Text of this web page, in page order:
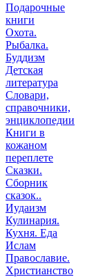
Подарочные
книги
Охота.
Рыбалка.
Буддизм
Детская
литература
Словари,
справочники,
энциклопедии
Книги в
кожаном
переплете
Сказки.
Сборник
сказок..
Иудаизм
Кулинария.
Кухня. Еда
Ислам
Православие.
Христианство